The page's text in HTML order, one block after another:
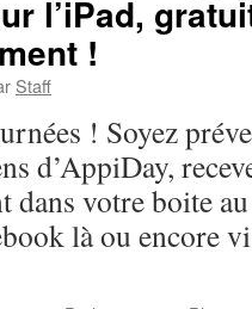
l’iPad,
!
Staff
! Soyez
d’AppiDay,
dans votre boite
là ou encore